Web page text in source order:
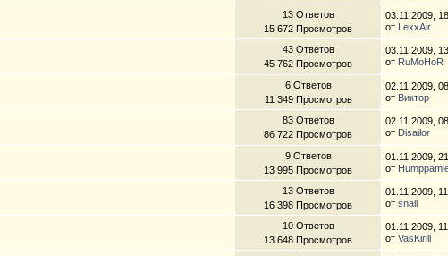
13 Ответов
15 672 Просмотров
03.11.2009,
от LexxAir
43 Ответов
45 762 Просмотров
03.11.2009,
от RuMoHoR
6 Ответов
11 349 Просмотров
02.11.2009,
от Виктор
83 Ответов
86 722 Просмотров
02.11.2009,
от Disailor
9 Ответов
13 995 Просмотров
01.11.2009,
от
13 Ответов
16 398 Просмотров
01.11.2009,
отsnail
10 Ответов
13 648 Просмотров
01.11.2009,
отVasKirill